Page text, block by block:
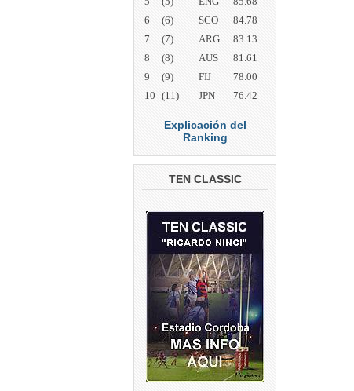
6
(6) SCO
84.78
7
(7) ARG
83.13
8
(8) AUS
81.61
9
(9) FIJ
78.00
10 (11) JPN 76.42
Explicación del
Ranking
TEN CLASSIC